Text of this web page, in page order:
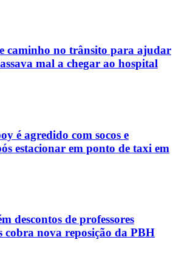
caminho no trânsito para ajudar
mal a chegar ao hospital
é agredido com socos e
estacionar em ponto de taxi em
descontos de professores
cobra nova reposição da PBH